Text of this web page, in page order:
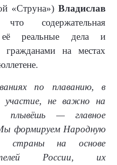
«Струна») Владислав
содержательная
её реальные дела и
гражданами на местах
по плаванию, в
не важно на
— главное
формируем Народную
страны на основе
России, их